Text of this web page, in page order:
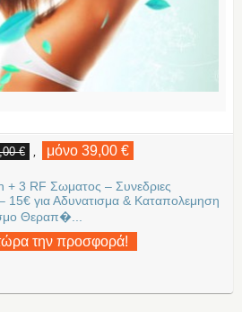
€ μόνο 39,00 €
3 RF Σωματος – Συνεδριες
15€ για Αδυνατισμα & Καταπολεμηση
Θεραπ�...
την προσφορά!